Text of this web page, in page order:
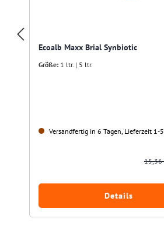
Ecoalb Maxx Brial Synbiotic
Größe: 1 ltr. | 5 ltr.
Versandfertig in 6 Tagen, Lieferzeit 1-
Details